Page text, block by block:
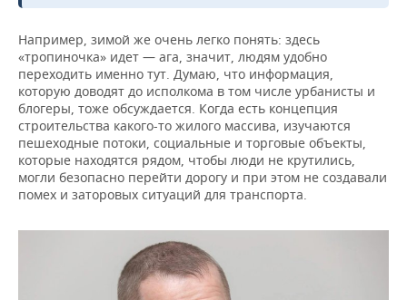
Например, зимой же очень легко понять: здесь
«тропиночка» идет — ага, значит, людям удобно
переходить именно тут. Думаю, что информация,
которую доводят до исполкома в том числе урбанисты и
блогеры, тоже обсуждается. Когда есть концепция
строительства какого-то жилого массива, изучаются
пешеходные потоки, социальные и торговые объекты,
которые находятся рядом, чтобы люди не крутились,
могли безопасно перейти дорогу и при этом не создавали
помех и заторовых ситуаций для транспорта.